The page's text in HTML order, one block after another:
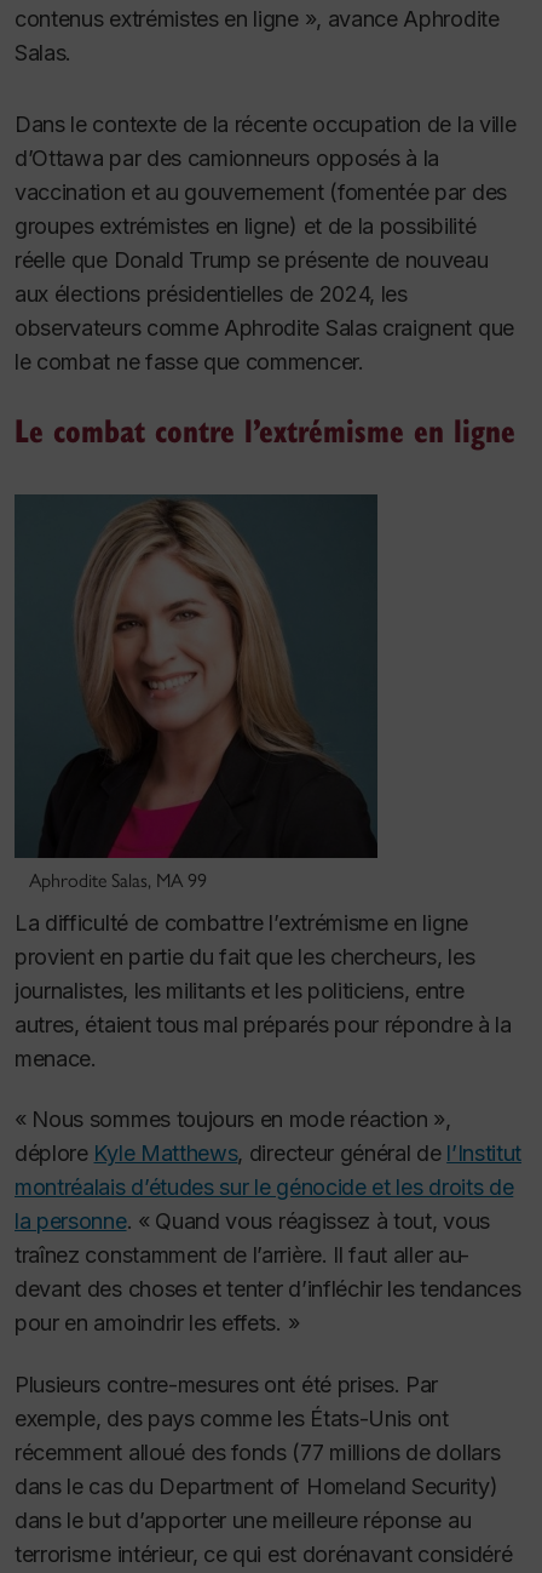
contenus extrémistes en ligne », avance Aphrodite
Salas.
Dans le contexte de la récente occupation de la ville
d’Ottawa par des camionneurs opposés à la
vaccination et au gouvernement (fomentée par des
groupes extrémistes en ligne) et de la possibilité
réelle que Donald Trump se présente de nouveau
aux élections présidentielles de 2024, les
observateurs comme Aphrodite Salas craignent que
le combat ne fasse que commencer.
Le combat contre l’extrémisme en ligne
Aphrodite Salas, MA 99
La difficulté de combattre l’extrémisme en ligne
provient en partie du fait que les chercheurs, les
journalistes, les militants et les politiciens, entre
autres, étaient tous mal préparés pour répondre à la
menace.
« Nous sommes toujours en mode réaction »,
déplore Kyle Matthews, directeur général de l’Institut
montréalais d’études sur le génocide et les droits de
la personne. « Quand vous réagissez à tout, vous
traînez constamment de l’arrière. Il faut aller au-
devant des choses et tenter d’infléchir les tendances
pour en amoindrir les effets. »
Plusieurs contre-mesures ont été prises. Par
exemple, des pays comme les États-Unis ont
récemment alloué des fonds(77 millions de dollars
dans le cas du Department of Homeland Security)
dans le but d’apporter une meilleure réponse au
terrorisme intérieur, ce qui est dorénavant considéré